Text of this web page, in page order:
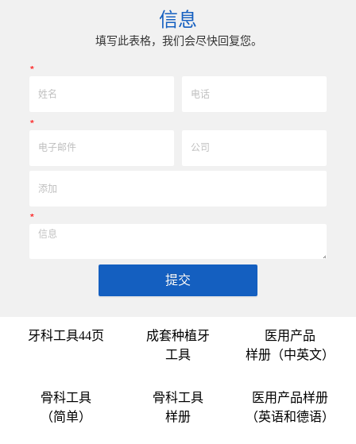
高效率、低成本的应用。
精密技术生产加工能力，实现高效率，低成
我们专业为客户生产成套手术工具。 有大量
来图来样任意定制各种牙科种植工具部件，而
信息
填写此表格，我们会尽快回复您。
*
*
*
提交
牙科工具44页
成套种植牙
工具
医用产品
样册（中英文）
骨科工具
（简单）
骨科工具
样册
医用产品样册
（英语和德语）